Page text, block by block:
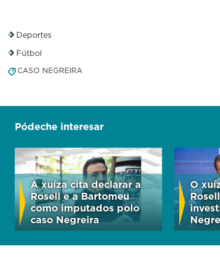
Deportes
Fútbol
CASO NEGREIRA
Pódeche interesar
A xuíza cita declarar a
Rosell e a Bartomeu
como imputados polo
caso Negreira
O